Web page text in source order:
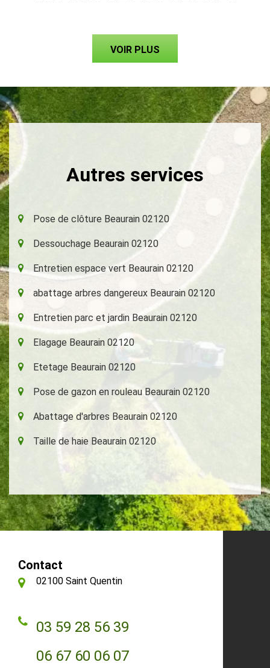
VOIR PLUS
Autres services
Pose de clôture Beaurain 02120
Dessouchage Beaurain 02120
Entretien espace vert Beaurain 02120
abattage arbres dangereux Beaurain 02120
Entretien parc et jardin Beaurain 02120
Elagage Beaurain 02120
Etetage Beaurain 02120
Pose de gazon en rouleau Beaurain 02120
Abattage d'arbres Beaurain 02120
Taille de haie Beaurain 02120
Contact
02100 Saint Quentin
03 59 28 56 39
06 67 60 06 07